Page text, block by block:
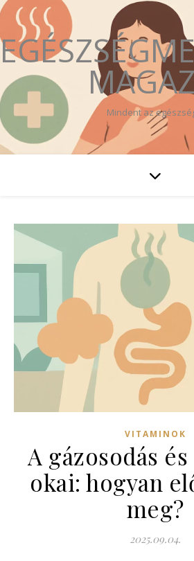
Mindent az
VITAMINOK
A gázosodás
okai: hogyan
meg?
2025.09.04.